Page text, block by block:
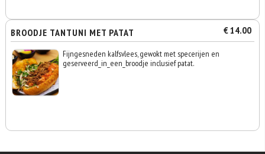
BROODJE TANTUNI MET PATAT € 14.00
Fijngesneden kalfsvlees, gewokt met specerijen en
geserveerd_in_een_broodje inclusief patat.